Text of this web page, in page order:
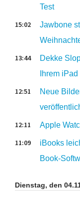
Test
Jawbone
15:02
Dekke
Ihrem
13:44
Neue
12:51
Apple
12:11
iBooks
Book-
11:09
Dienstag, den